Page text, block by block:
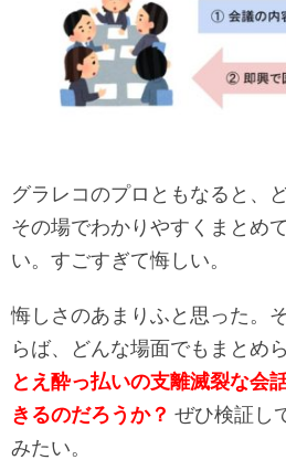
グラレコのプロともなると、
その場でわかりやすくまとめ
い。すごすぎて悔しい。
悔しさのあまりふと思った。
らば、どんな場面でもまとめ
とえ 酔っ払いの支離滅裂な会
きるのだろうか？ ぜひ検証し
みたい。